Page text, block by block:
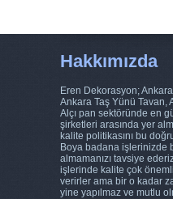
Hakkımızda
Eren Dekorasyon;
Ankara Taş Yünü Tavan,
Alçı pan sektöründe en
şirketleri arasında yer
kalite politikasını bu
Boya badana işlerinizde
almamanızı tavsiye
işlerinde kalite çok
verirler ama bir o kadar
yine yapılmaz ve mutlu